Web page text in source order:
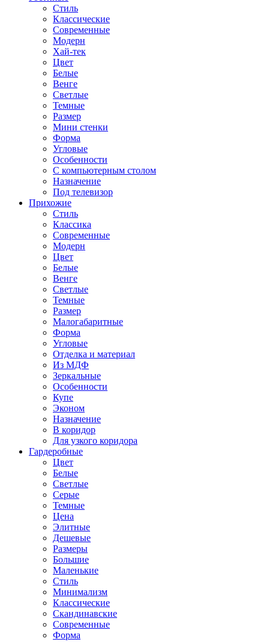
Стиль
Классические
Современные
Модерн
Хай-тек
Цвет
Белые
Венге
Светлые
Темные
Размер
Мини стенки
Форма
Угловые
Особенности
С компьютерным столом
Назначение
Под телевизор
Прихожие
Стиль
Классика
Современные
Модерн
Цвет
Белые
Венге
Светлые
Темные
Размер
Малогабаритные
Форма
Угловые
Отделка и материал
Из МДФ
Зеркальные
Особенности
Купе
Эконом
Назначение
В коридор
Для узкого коридора
Гардеробные
Цвет
Белые
Светлые
Серые
Темные
Цена
Элитные
Дешевые
Размеры
Большие
Маленькие
Стиль
Минимализм
Классические
Скандинавские
Современные
Форма